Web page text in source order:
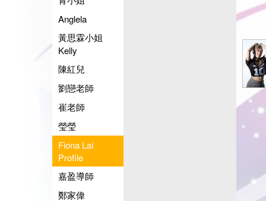
Anglela
黃思霖小姐
Kelly
陳紅兒
劉戀老師
崔老師
瑩瑩
Fiona Lai
Profile
嘉盈導師
鄭家偉